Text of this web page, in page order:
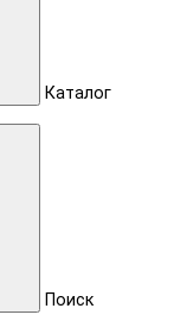
Каталог
Поиск